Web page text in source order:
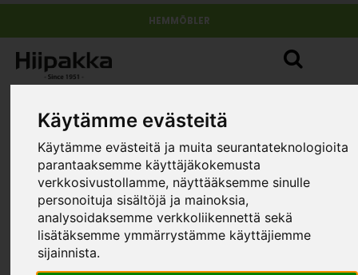
Käytämme evästeitä
Käytämme evästeitä ja muita seurantateknologioita
parantaaksemme käyttäjäkokemusta
verkkosivustollamme, näyttääksemme sinulle
personoituja sisältöjä ja mainoksia,
analysoidaksemme verkkoliikennettä sekä
lisätäksemme ymmärrystämme käyttäjiemme
sijainnista.
HEMMÖBLER